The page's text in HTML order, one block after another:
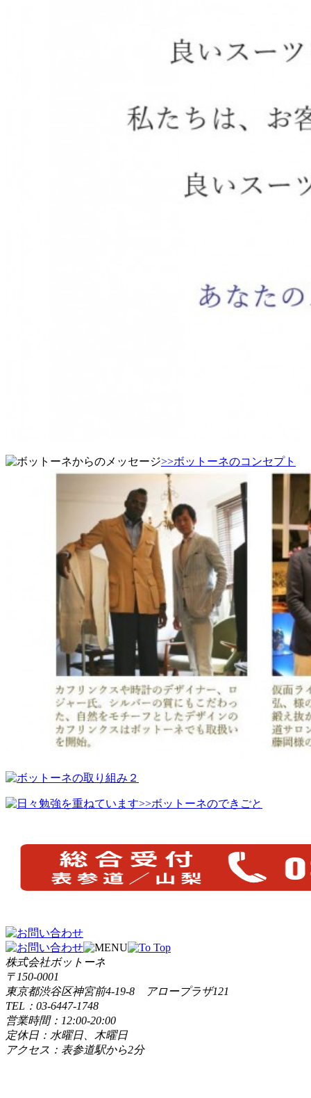
>>ボットーネのコンセプト
>>ボットーネのできごと
株式会社ボットーネ
〒150-0001
東京都渋谷区神宮前4-19-8 アロープラザ121
TEL：03-6447-1748
営業時間：12:00-20:00
定休日：水曜日、木曜日
アクセス：表参道駅から2分